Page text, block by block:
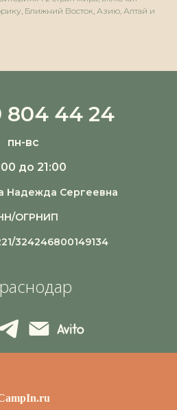
Ближний Восток, Азию, Алтай и
804 44 24
пн-вс
до 21:00
Надежда Сергеевна
ОГРНИП
324246800149134